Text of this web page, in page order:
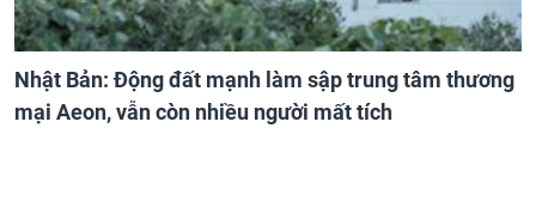
Nhật Bản: Động đất mạnh làm sập trung tâm thương
mại Aeon, vẫn còn nhiều người mất tích